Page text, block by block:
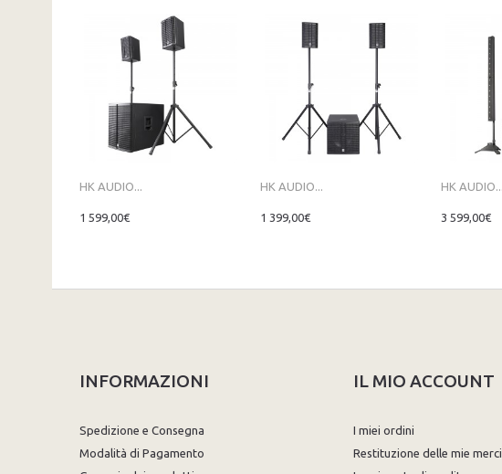
HK AUDIO...
1 599,00€
HK AUDIO...
1 399,00€
HK AUDIO...
3 599,00€
INFORMAZIONI
Spedizione e Consegna
Modalità di Pagamento
IL MIO ACCOUNT
I miei ordini
Restituzione delle mie merci